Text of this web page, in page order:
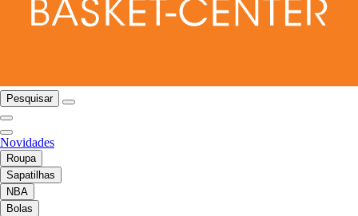
Pesquisar
Novidades
Roupa
Sapatilhas
NBA
Bolas